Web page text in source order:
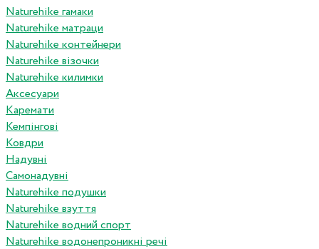
Naturehike гамаки
Naturehike матраци
Naturehike контейнери
Naturehike візочки
Naturehike килимки
Аксесуари
Каремати
Кемпінгові
Ковдри
Надувні
Самонадувні
Naturehike подушки
Naturehike взуття
Naturehike водний спорт
Naturehike водонепроникні речі